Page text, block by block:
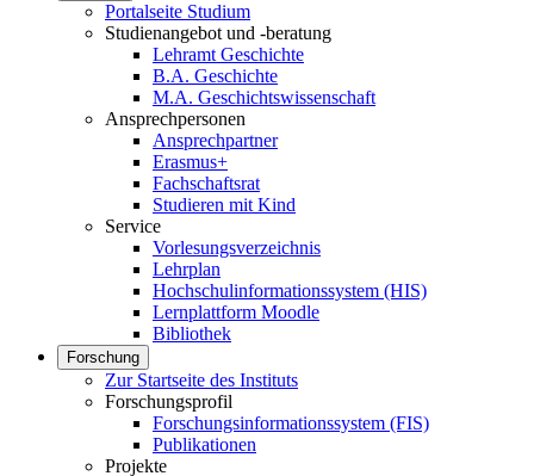
Portalseite Studium
Studienangebot und -beratung
Lehramt Geschichte
B.A. Geschichte
M.A. Geschichtswissenschaft
Ansprechpersonen
Ansprechpartner
Erasmus+
Fachschaftsrat
Studieren mit Kind
Service
Vorlesungsverzeichnis
Lehrplan
Hochschulinformationssystem (HIS)
Lernplattform Moodle
Bibliothek
Forschung
Zur Startseite des Instituts
Forschungsprofil
Forschungsinformationssystem (FIS)
Publikationen
Projekte